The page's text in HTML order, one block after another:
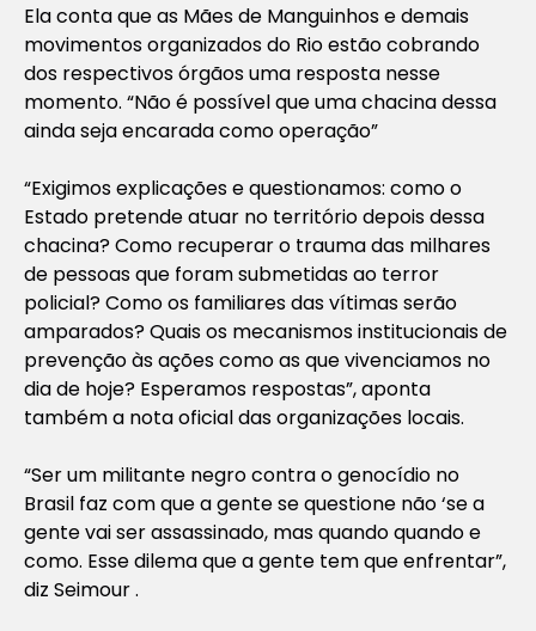
Ela conta que as Mães de Manguinhos e demais
movimentos organizados do Rio estão cobrando
dos respectivos órgãos uma resposta nesse
momento. “Não é possível que uma chacina dessa
ainda seja encarada como operação”
“Exigimos explicações e questionamos: como o
Estado pretende atuar no território depois dessa
chacina? Como recuperar o trauma das milhares
de pessoas que foram submetidas ao terror
policial? Como os familiares das vítimas serão
amparados? Quais os mecanismos institucionais de
prevenção às ações como as que vivenciamos no
dia de hoje? Esperamos respostas”, aponta
também a nota oficial das organizações locais.
“Ser um militante negro contra o genocídio no
Brasil faz com que a gente se questione não ‘se a
gente vai ser assassinado, mas quando quando e
como. Esse dilema que a gente tem que enfrentar”,
diz Seimour .